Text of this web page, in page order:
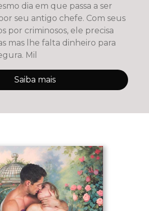
dia em que passa a ser
seu antigo chefe. Com seus
por criminosos, ele precisa
mas lhe falta dinheiro para
uma viagem segura. Mil
Saiba mais